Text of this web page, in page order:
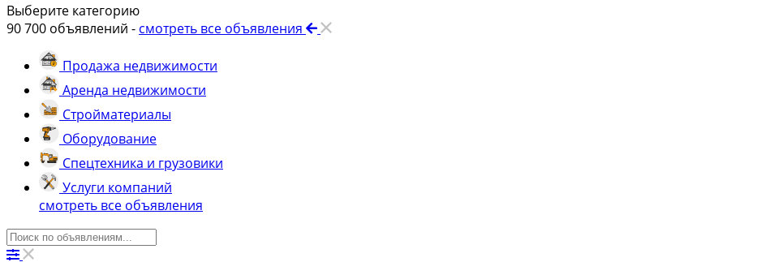
Выберите категорию
90 700 объявлений - смотреть все объявления
Продажа недвижимости
Аренда недвижимости
Стройматериалы
Оборудование
Спецтехника и грузовики
Услуги компаний
смотреть все объявления